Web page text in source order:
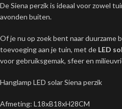
De Siena perzik is ideaal voor zowel
avonden buiten.
Of je nu op zoek bent naar
toevoeging aan je tuin, met de LED
voor gebruiksgemak, sfeer en
Hanglamp LED solar Siena perzik
Afmeting: L18xB18xH28CM